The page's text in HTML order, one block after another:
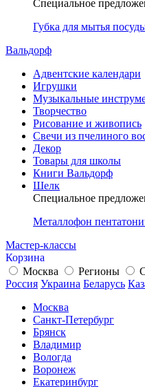
Специальное
Губка для мытья
Вальдорф
Адвентские календари
Игрушки
Музыкальные
Творчество
Рисование и живопись
Свечи из пчелиного
Декор
Товары для школы
Книги Вальдорф
Шелк
Специальное
Металлофон
Мастер-классы
Корзина
Москва
Регионы
Россия Украина Беларусь
Москва
Санкт-Петербург
Брянск
Владимир
Вологда
Воронеж
Екатеринбург